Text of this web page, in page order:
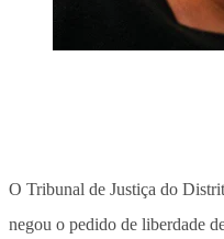
O Tribunal de Justiça do
negou o pedido de liberdade